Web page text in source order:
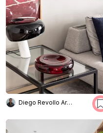
Diego Revollo Arquitetura